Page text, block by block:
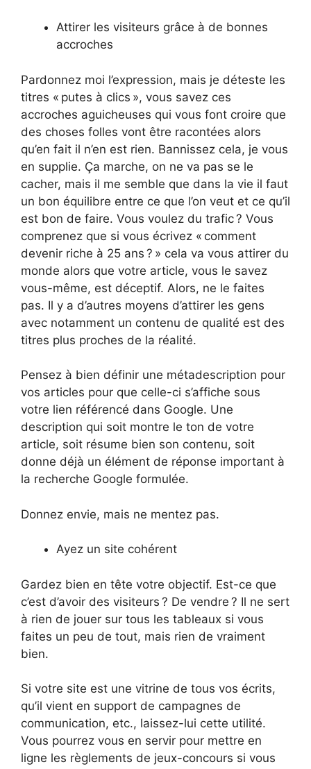
Attirer les visiteurs grâce à de bonnes
accroches
Pardonnez moi l’expression, mais je déteste les
titres « putes à clics », vous savez ces
accroches aguicheuses qui vous font croire que
des choses folles vont être racontées alors
qu’en fait il n’en est rien. Bannissez cela, je vous
en supplie. Ça marche, on ne va pas se le
cacher, mais il me semble que dans la vie il faut
un bon équilibre entre ce que l’on veut et ce qu’il
est bon de faire. Vous voulez du trafic ? Vous
comprenez que si vous écrivez « comment
devenir riche à 25 ans ? » cela va vous attirer du
monde alors que votre article, vous le savez
vous-même, est déceptif. Alors, ne le faites
pas. Il y a d’autres moyens d’attirer les gens
avec notamment un contenu de qualité est des
titres plus proches de la réalité.
Pensez à bien définir une métadescription pour
vos articles pour que celle-ci s’affiche sous
votre lien référencé dans Google. Une
description qui soit montre le ton de votre
article, soit résume bien son contenu, soit
donne déjà un élément de réponse important à
la recherche Google formulée.
Donnez envie, mais ne mentez pas.
Ayez un site cohérent
Gardez bien en tête votre objectif. Est-ce que
c’est d’avoir des visiteurs ? De vendre ? Il ne sert
à rien de jouer sur tous les tableaux si vous
faites un peu de tout, mais rien de vraiment
bien.
Si votre site est une vitrine de tous vos écrits,
qu’il vient en support de campagnes de
communication, etc., laissez-lui cette utilité.
Vous pourrez vous en servir pour mettre en
ligne les règlements de jeux-concours si vous